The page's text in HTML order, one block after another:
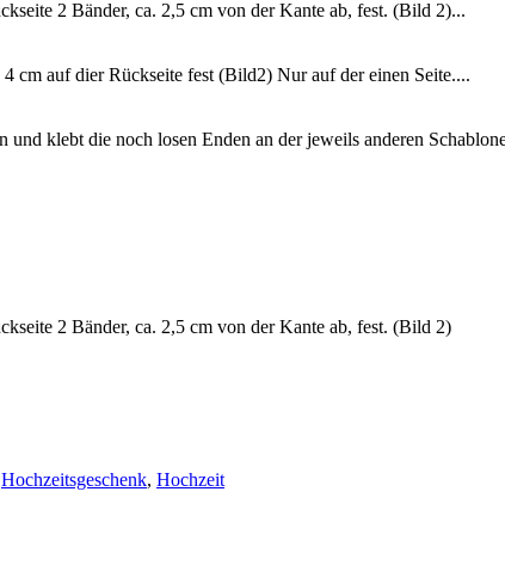
2 Bänder, ca. 2,5 cm von der Kante ab, fest. (Bild 2)...
cm auf dier Rückseite fest (Bild2) Nur auf der einen Seite....
klebt die noch losen Enden an der jeweils anderen
2 Bänder, ca. 2,5 cm von der Kante ab, fest. (Bild 2)
Hochzeitsgeschenk, Hochzeit